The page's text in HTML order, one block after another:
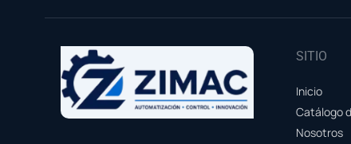
SITIO
Inicio
Catálogo
Nosotros